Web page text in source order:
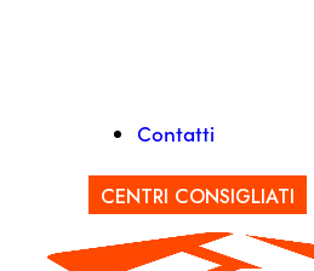
Contatti
CENTRI CONSIGLIATI